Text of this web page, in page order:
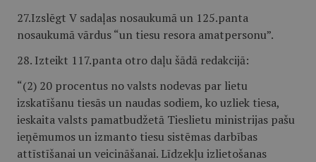
27.Izslēgt V sadaļas nosaukumā un 125.panta
nosaukumā vārdus “un tiesu resora amatpersonu”.
28. Izteikt 117.panta otro daļu šādā redakcijā:
“(2) 20 procentus no valsts nodevas par lietu
izskatīšanu tiesās un naudas sodiem, ko uzliek tiesa,
ieskaita valsts pamatbudžetā Tieslietu ministrijas pašu
ieņēmumos un izmanto tiesu sistēmas darbības
attīstīšanai un veicināšanai. Līdzekļu izlietošanas